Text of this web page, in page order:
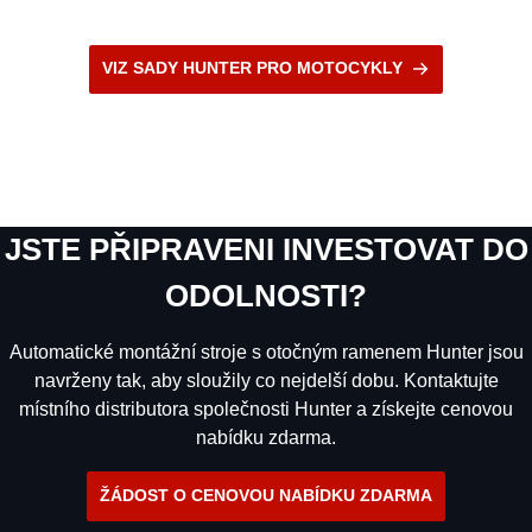
VIZ SADY HUNTER PRO MOTOCYKLY
JSTE PŘIPRAVENI INVESTOVAT DO
ODOLNOSTI?
Automatické montážní stroje s otočným ramenem Hunter jsou
navrženy tak, aby sloužily co nejdelší dobu. Kontaktujte
místního distributora společnosti Hunter a získejte cenovou
nabídku zdarma.
ŽÁDOST O CENOVOU NABÍDKU ZDARMA